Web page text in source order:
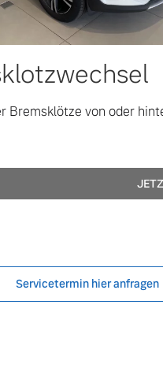
Bremsklötze von oder
Servicetermin hier anfragen